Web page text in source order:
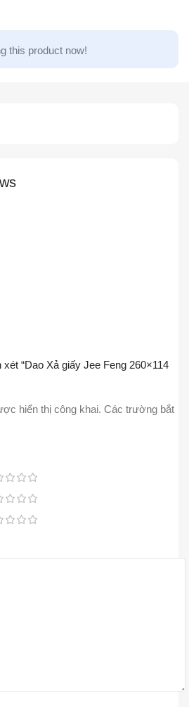
this product now!
“Dao Xả giấy Jee Feng 260×114
hiển thị công khai. Các trường bắt